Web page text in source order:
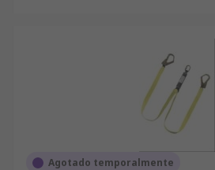
Agotado temporalmente